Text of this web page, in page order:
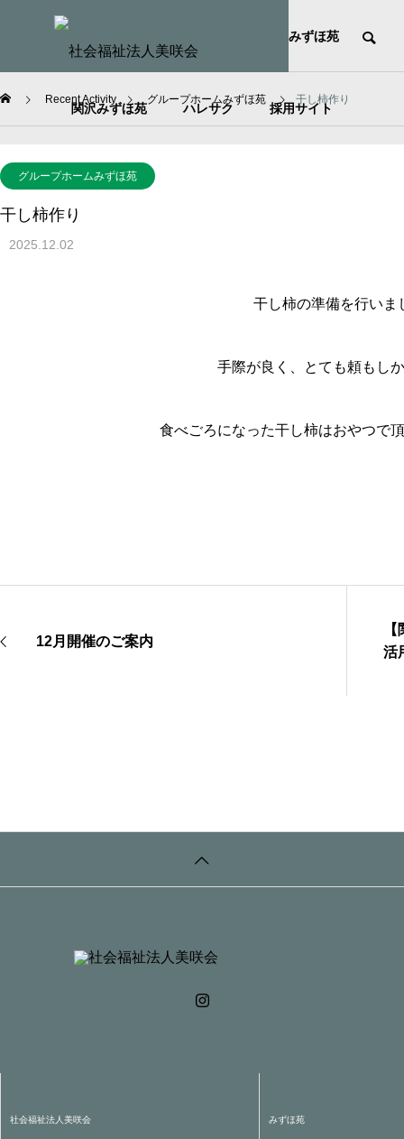
みずほ苑
関沢みずほ苑 ハレサク 採用サイト
Recent Activity グループホームみずほ苑 干し柿作り
グループホームみずほ苑
干し柿作り
2025.12.02
干し柿の準備を行いま
手際が良く、とても頼もし
食べごろになった干し柿はおやつで
12月開催のご案内
活
社会福祉法人美咲会 みずほ苑